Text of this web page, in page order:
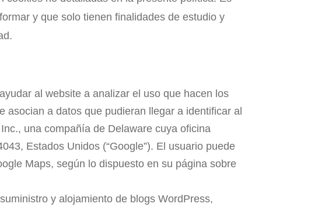
y que solo tienen finalidades de estudio y
al website a analizar el uso que hacen los
a datos que pudieran llegar a identificar al
una compañía de Delaware cuya oficina
Estados Unidos (“Google”). El usuario puede
Maps, según lo dispuesto en su página sobre
y alojamiento de blogs WordPress,